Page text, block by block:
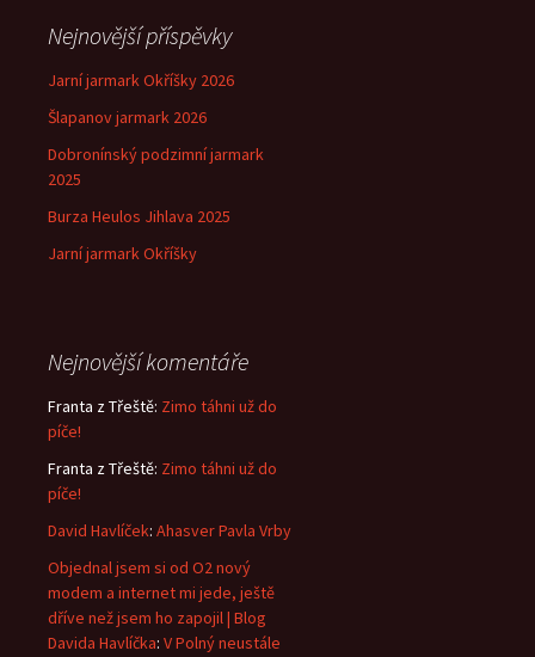
Nejnovější příspěvky
Jarní jarmark Okříšky 2026
Šlapanov jarmark 2026
Dobronínský podzimní jarmark
2025
Burza Heulos Jihlava 2025
Jarní jarmark Okříšky
Nejnovější komentáře
Franta z Třeště: Zimo táhni už do
píče!
Franta z Třeště: Zimo táhni už do
píče!
David Havlíček: Ahasver Pavla Vrby
Objednal jsem si od O2 nový
modem a internet mi jede, ještě
dříve než jsem ho zapojil | Blog
Davida Havlíčka: V Polný neustále